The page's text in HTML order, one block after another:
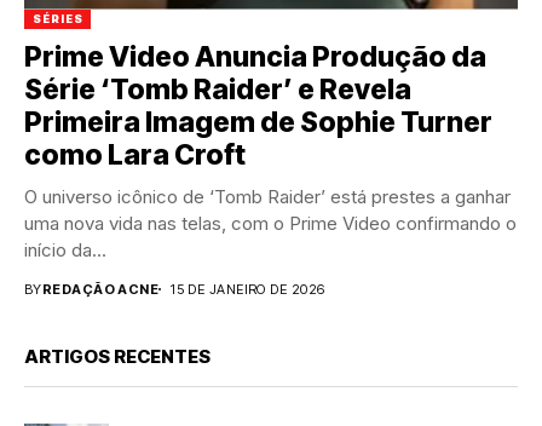
SÉRIES
Prime Video Anuncia Produção da
Série ‘Tomb Raider’ e Revela
Primeira Imagem de Sophie Turner
como Lara Croft
O universo icônico de ‘Tomb Raider’ está prestes a ganhar
uma nova vida nas telas, com o Prime Video confirmando o
início da...
BYREDAÇÃO ACNE 15 DE JANEIRO DE 2026
ARTIGOS RECENTES